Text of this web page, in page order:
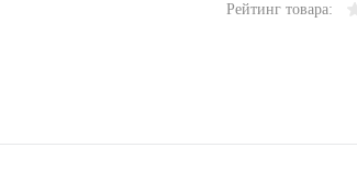
Рейтинг товара: